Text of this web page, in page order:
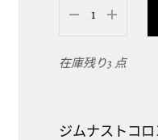
ブルー
ピンク
在庫残り3 点
ジムナストコロ